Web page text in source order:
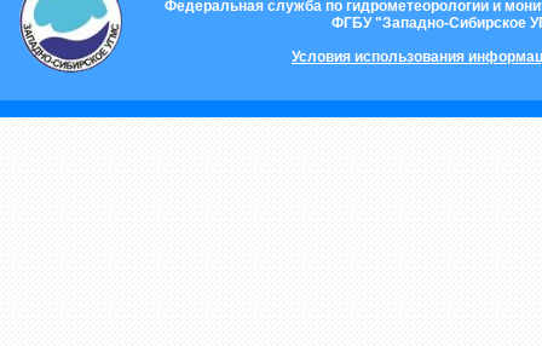
Федеральная служба по гидрометеорологии и
ФГБУ "Западно-Сибирское
Условия использования